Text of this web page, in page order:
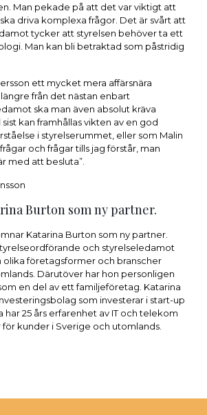
Man pekade på att det var viktigt att
driva komplexa frågor. Det är svårt att
tycker att styrelsen behöver ta ett
Man kan bli betraktad som påstridig
ett mycket mera affärsnära
från det nästan enbart
ska man även absolut kräva
kan framhållas vikten av en god
i styrelserummet, eller som Malin
och frågar tills jag förstår, man
med att besluta”.
Burton som ny partner.
Katarina Burton som ny partner.
och styrelseledamot
olika företagsformer och branscher
Därutöver har hon personligen
en del av ett familjeföretag. Katarina
som investerar i start-up
25 års erfarenhet av IT och telekom
kunder i Sverige och utomlands.